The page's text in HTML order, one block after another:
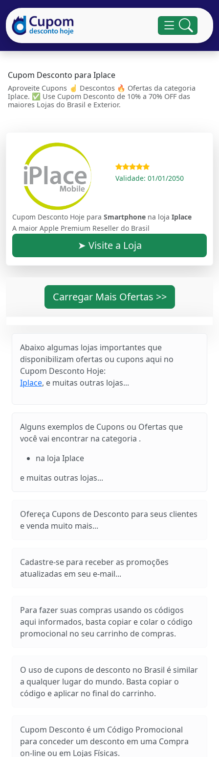
Cupom Desconto para Iplace
Aproveite Cupons ☝ Descontos 🔥 Ofertas da categoria
Iplace. ✅ Use Cupom Desconto de 10% a 70% OFF das
maiores Lojas do Brasil e Exterior.
Validade: 01/01/2050
Cupom Desconto Hoje para Smartphone na loja Iplace
A maior Apple Premium Reseller do Brasil
➤ Visite a Loja
Carregar Mais Ofertas >>
Abaixo algumas lojas importantes que
disponibilizam ofertas ou cupons aqui no
Cupom Desconto Hoje:
Iplace, e muitas outras lojas...
Alguns exemplos de Cupons ou Ofertas que
você vai encontrar na categoria .
na loja Iplace
e muitas outras lojas...
Ofereça Cupons de Desconto para seus clientes
e venda muito mais...
Cadastre-se para receber as promoções
atualizadas em seu e-mail...
Para fazer suas compras usando os códigos
aqui informados, basta copiar e colar o código
promocional no seu carrinho de compras.
O uso de cupons de desconto no Brasil é similar
a qualquer lugar do mundo. Basta copiar o
código e aplicar no final do carrinho.
Cupom Desconto é um Código Promocional
para conceder um desconto em uma Compra
on-line ou em Lojas Físicas.